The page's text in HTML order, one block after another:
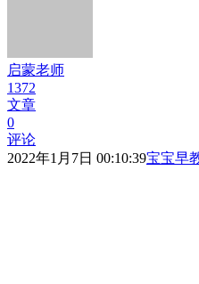
启蒙老师
1372
文章
0
评论
2022年1月7日 00:10:39宝宝早